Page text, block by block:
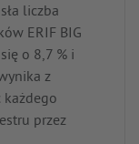
liczba
ERIF BIG
o 8,7 % i
z
przez